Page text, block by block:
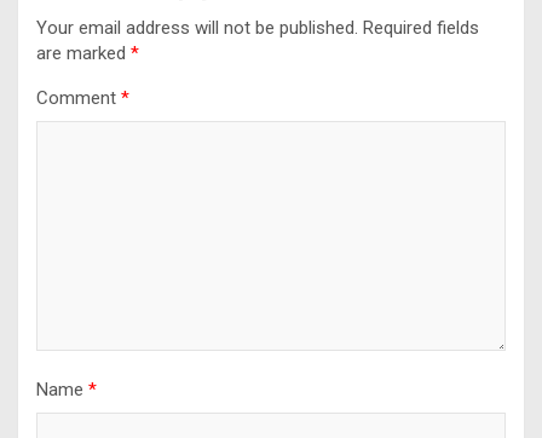
Your email address will not be published. Required fields
are marked *
Comment *
Name *